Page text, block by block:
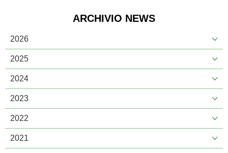
ARCHIVIO NEWS
2026
2025
2024
2023
2022
2021